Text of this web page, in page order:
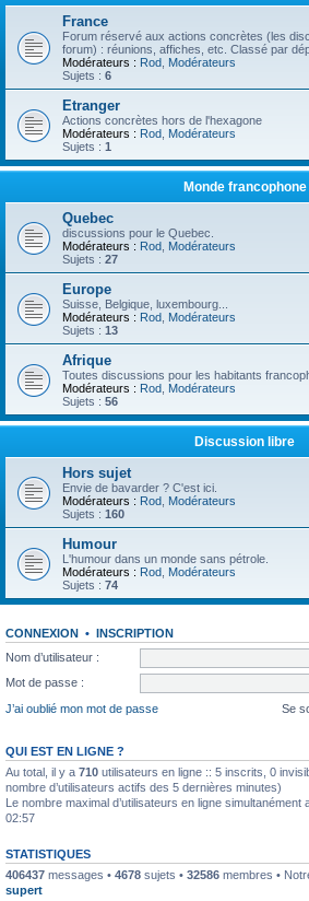
France
Forum réservé aux actions concrètes (les
forum) : réunions, affiches, etc. Classé par
Modérateurs : Rod Modérateurs
Sujets : 6
Etranger
Actions concrètes hors de l'hexagone
Modérateurs : Rod Modérateurs
Sujets : 1
Monde francophone
Quebec
discussions pour le Quebec.
Modérateurs : Rod Modérateurs
Sujets : 27
Europe
Suisse, Belgique, luxembourg...
Modérateurs : Rod Modérateurs
Sujets : 13
Afrique
Toutes discussions pour les habitants
Modérateurs : Rod Modérateurs
Sujets : 56
Discussion libre
Hors sujet
Envie de bavarder ? C'est ici.
Modérateurs : Rod Modérateurs
Sujets : 160
Humour
L'humour dans un monde sans pétrole.
Modérateurs : Rod Modérateurs
Sujets : 74
CONNEXION • INSCRIPTION
Nom d’utilisateur :
Mot de passe :
J’ai oublié mon mot de passe
Se
QUI EST EN LIGNE ?
Au total, il y a 710 utilisateurs en ligne :: 5 inscrits, 0
nombre d’utilisateurs actifs des 5 dernières minutes)
Le nombre maximal d’utilisateurs en ligne simultanément
02:57
STATISTIQUES
406437 messages • 4678 sujets • 32586 membres •
supert